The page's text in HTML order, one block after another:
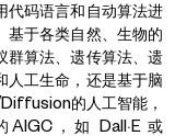
代码语言和自动算法进
基于各类自然、生物的
群算法、遗传算法、遗
人工生命，还是基于脑
的人工智能，
，如 Dall·E 或